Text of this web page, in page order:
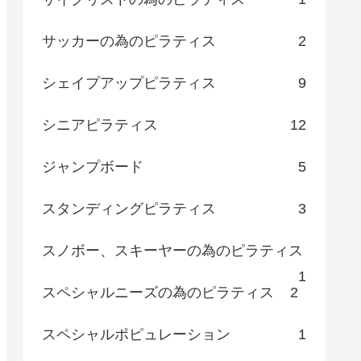
サッカーの為のピラティス 2
シェイプアップピラティス 9
シニアピラティス 12
ジャンプボード 5
スタンディングピラティス 3
スノボー、スキーヤーの為のピラティス
1
スペシャルニーズの為のピラティス
2
スペシャルポピュレーション 1